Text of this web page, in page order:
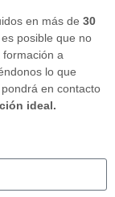
en más de 30
posible que no
formación a
lo que
en contacto
ideal.